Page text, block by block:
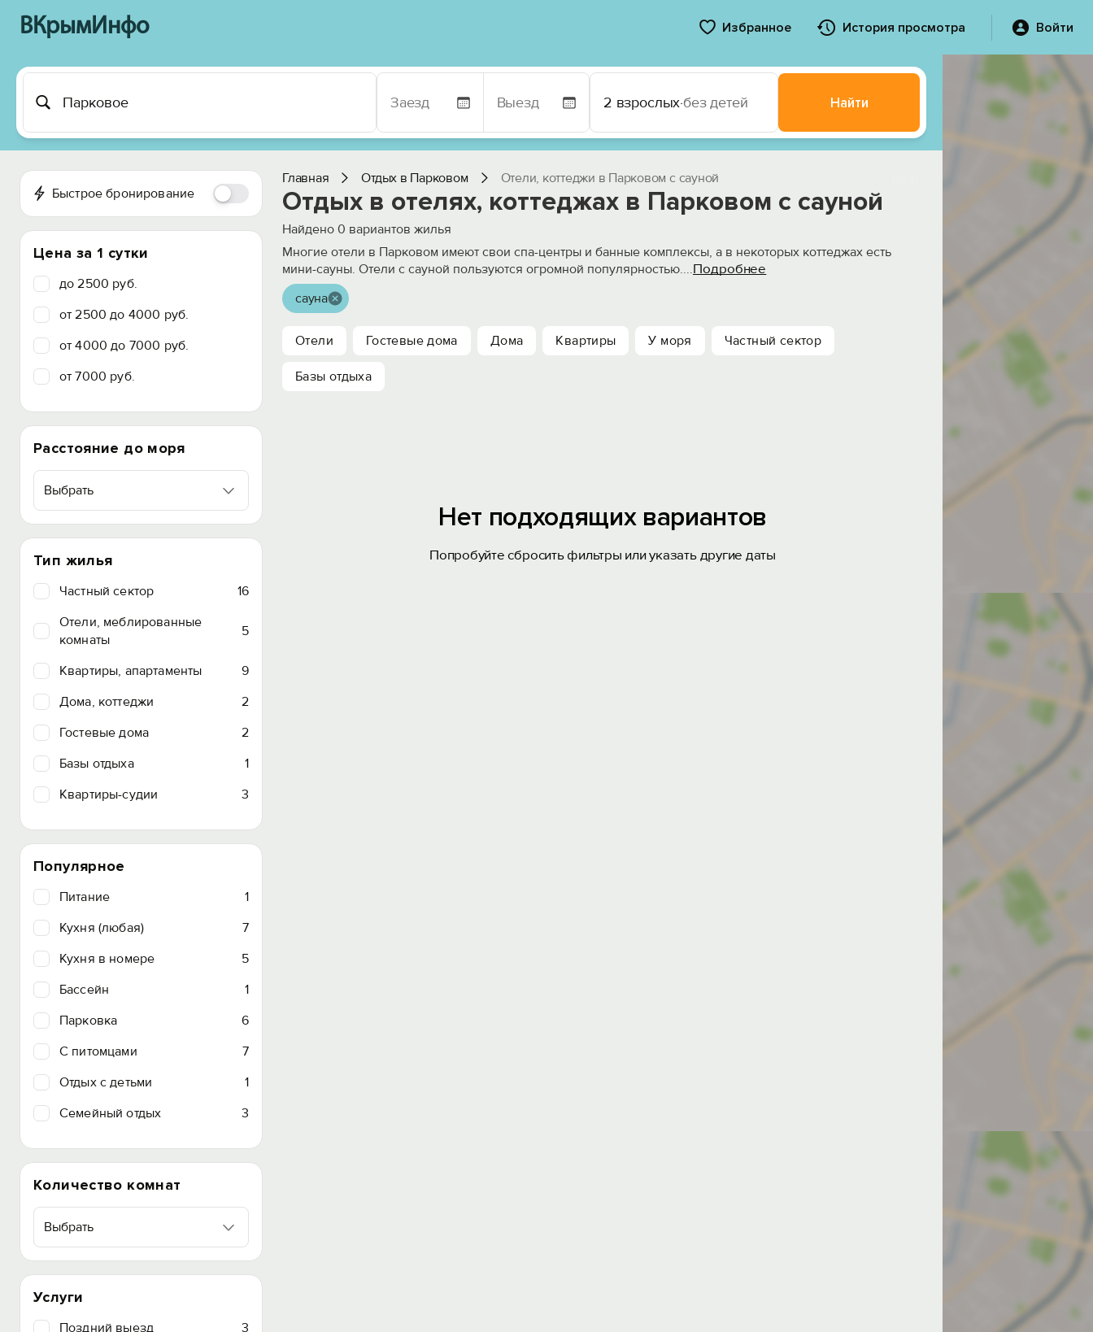
ВКрымИнфо Избранное История просмотра Войти
2 взрослых·без детей Найти
Быстрое бронирование
Цена за 1 сутки
до 2500 руб.
от 2500 до 4000 руб.
от 4000 до 7000 руб.
от 7000 руб.
Расстояние до моря
Выбрать
Тип жилья
Частный сектор
16
Отели, меблированные
комнаты
5
Квартиры, апартаменты
9
Дома, коттеджи
2
Гостевые дома
2
Базы отдыха
1
Квартиры-судии
3
Популярное
Питание
1
Кухня (любая)
7
Кухня в номере
5
Бассейн
1
Парковка
6
C питомцами
7
Отдых с детьми
1
Семейный отдых
3
Количество комнат
Выбрать
Услуги
Поздний выезд
3
Главная Отдых в Парковом Отели, коттеджи в Парковом с сауной
Отдых в отелях, коттеджах в Парковом с сауной
Найдено 0 вариантов жилья
Многие отели в Парковом имеют свои спа-центры и банные комплексы, а в некоторых коттеджах есть
мини-сауны. Отели с сауной пользуются огромной популярностью....Подробнее
сауна
Отели Гостевые дома Дома Квартиры У моря Частный сектор
Базы отдыха
Нет подходящих вариантов
Попробуйте сбросить фильтры или указать другие даты